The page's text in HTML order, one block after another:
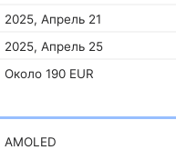
2025, Апрель 21
2025, Апрель 25
Около 190 EUR
AMOLED